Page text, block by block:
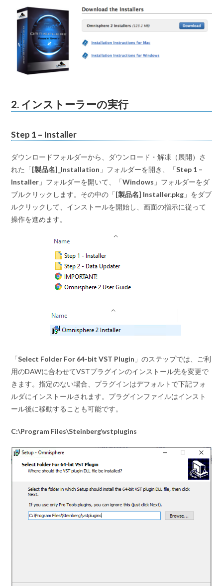
2. インストーラーの実行
Step 1 – Installer
ダウンロードフォルダーから、ダウンロード・解凍（展開）さ
れた「[製品名]_Installation 」フォルダーを開き、「Step 1 –
Installer 」フォルダーを開いて、「Windows 」フォルダーをダ
ブルクリックします。その中の「[製品名] Installer.pkg 」をダブ
ルクリックして、インストールを開始し、画面の指示に従って
操作を進めます。
「Select Folder For 64-bit VST Plugin 」のステップでは、ご利
用のDAWに合わせてVSTプラグインのインストール先を変更で
きます。指定のない場合、プラグインはデフォルトで下記フォ
ルダにインストールされます。プラグインファイルはインスト
ール後に移動することも可能です。
C:\Program Files\Steinberg\vstplugins